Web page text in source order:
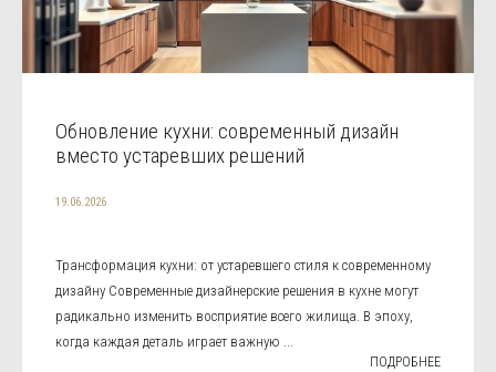
Обновление кухни: современный дизайн
вместо устаревших решений
19.06.2026
Трансформация кухни: от устаревшего стиля к современному
дизайну Современные дизайнерские решения в кухне могут
радикально изменить восприятие всего жилища. В эпоху,
когда каждая деталь играет важную ...
ПОДРОБНЕЕ